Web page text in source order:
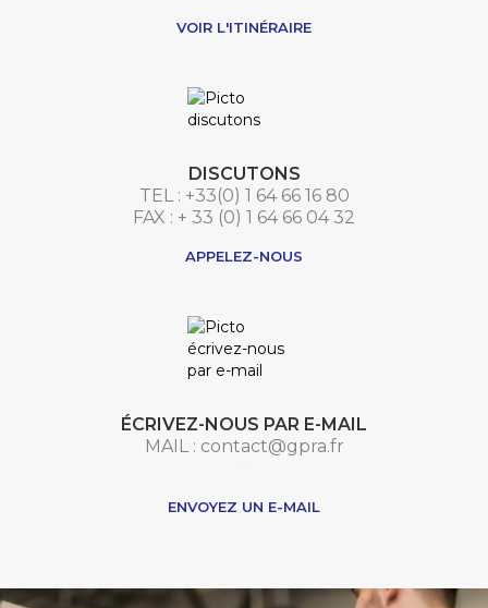
VOIR L'ITINÉRAIRE
DISCUTONS
TEL : +33(0) 1 64 66 16 80
FAX : + 33 (0) 1 64 66 04 32
APPELEZ-NOUS
ÉCRIVEZ-NOUS PAR E-MAIL
MAIL : contact@gpra.fr
ENVOYEZ UN E-MAIL